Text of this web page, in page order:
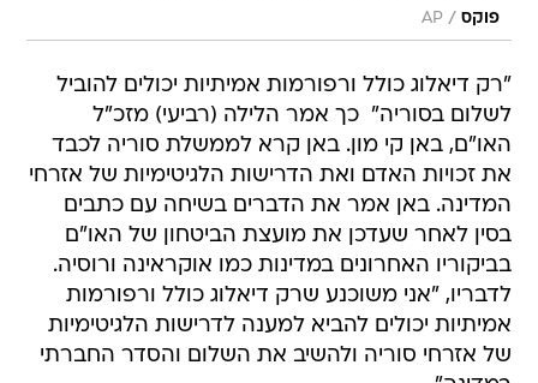
פוקס /
AP
"רק דיאלוג כולל ורפורמות אמיתיות יכולים להוביל
לשלום בסוריה"  כך אמר הלילה (רביעי) מזכ"ל
האו"ם, באן קי מון. באן קרא לממשלת סוריה לכבד
את זכויות האדם ואת הדרישות הלגיטימיות של אזרחי
המדינה. באן אמר את הדברים בשיחה עם כתבים
בסין לאחר שעדכן את מועצת הביטחון של האו"ם
בביקוריו האחרונים במדינות כמו אוקראינה ורוסיה.
לדבריו, "אני משוכנע שרק דיאלוג כולל ורפורמות
אמיתיות יכולים להביא למענה לדרישות הלגיטימיות
של אזרחי סוריה ולהשיב את השלום והסדר החברתי